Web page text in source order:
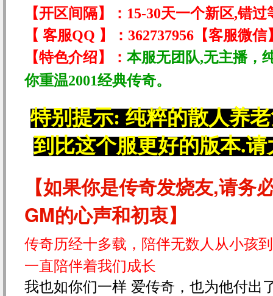
【开区间隔】： 15-30天一个新区,错
【 客服QQ 】： 362737956【客服微
【特色介绍】： 本服无团队,无主播，
你重温2001经典传奇。
特别提示: 纯粹的散人养
到比这个服更好的版本.
【如果你是传奇发烧友,请务
GM的心声和初衷】
传奇历经十多载，陪伴无数人从小孩
一直陪伴着我们成长
我也如你们一样 爱传奇，也为他付出